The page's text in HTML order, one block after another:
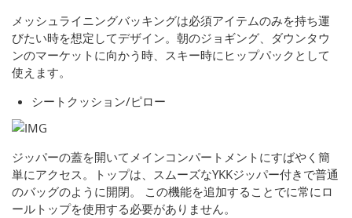
メッシュライニングバッキングは必須アイテムのみを持ち運
びたい時を想定してデザイン。朝のジョギング、ダウンタウ
ンのマーケットに向かう時、スキー時にヒップパックとして
使えます。
シートクッション/ピロー
ジッパーの蓋を開いてメインコンパートメントにすばやく簡
単にアクセス。トップは、スムーズなYKKジッパー付きで普通
のバッグのように開閉。 この機能を追加することでに常にロ
ールトップを使用する必要がありません。